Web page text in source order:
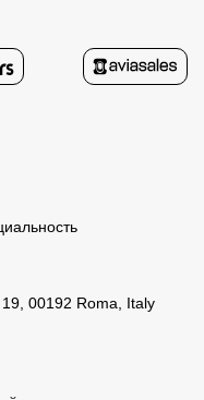
00192 Roma, Italy